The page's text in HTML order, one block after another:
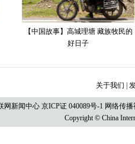
【中国故事】高城理塘 藏族牧民的
好日子